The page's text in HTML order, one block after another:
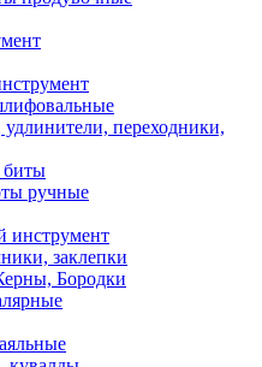
переходники,
биты
ручные
инструмент
заклепки
Бородки